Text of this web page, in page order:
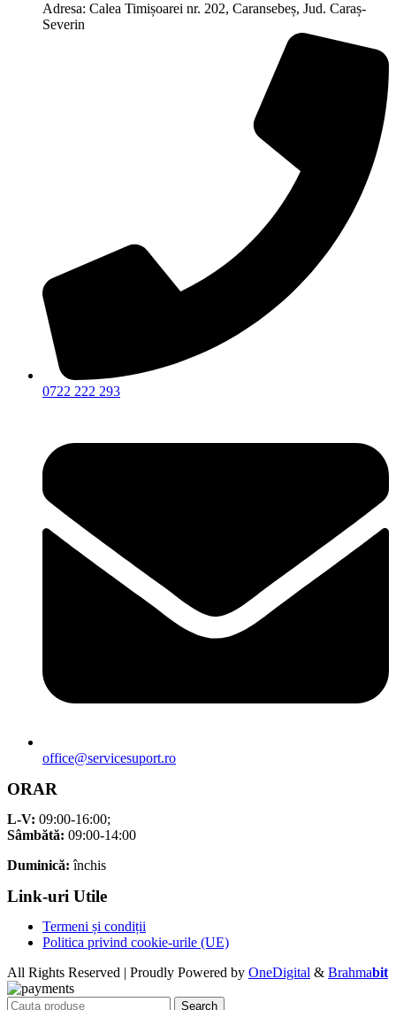
Adresa: Calea Timișoarei nr. 202, Caransebeș, Jud. Caraș-
Severin
0722 222 293
office@servicesuport.ro
ORAR
L-V: 09:00-16:00;
Sâmbătă: 09:00-14:00
Duminică: închis
Link-uri Utile
Termeni și condiții
Politica privind cookie-urile (UE)
All Rights Reserved | Proudly Powered by OneDigital & Brahmabit
Search